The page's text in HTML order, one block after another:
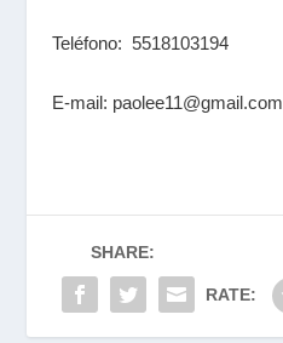
Teléfono: 5518103194
E-mail: paolee11@gmail.com
SHARE:
RATE: